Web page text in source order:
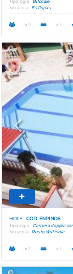
Tipologia
Bilocale
Situato a
Es Pujols
x 4 x 1
Previous
HOTELCOD. ENPINOS
Tipologia
Camera doppia
Situato a
Resto dell'isola
x 2 x 1